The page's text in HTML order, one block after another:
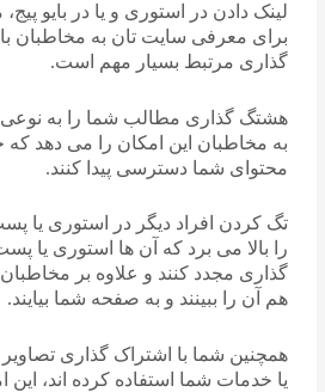
لینک دادن در استوری و یا در بایو
برای معرفی سایت تان به مخاطبان
گذاری مرتبط بسیار مهم است.
هشتگ گذاری مطالب شما را به
به مخاطبان این امکان را می دهد که
محتوای شما دسترسی پیدا کنند.
تگ کردن افراد دیگر در استوری یا
را بالا می برد که آن ها استوری یا
گذاری مجدد کنند و علاوه بر
هم آن را ببینند و به صفحه شما بیایند.
همچنین شما با اشتراک گذاری
یا خدمات شما استفاده کرده اند، این